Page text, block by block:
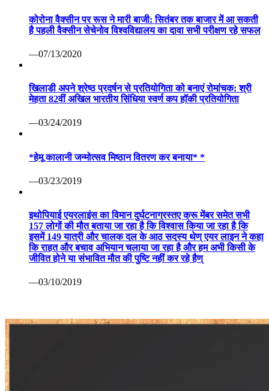
कोरोना वैक्सीन पर रूस ने मारी बाजी: सितंबर तक बाजार में आ सकती
है पहली वैक्सीन सेचेनोव विश्वविद्यालय का दावा सभी परीक्षण रहे सफल
—07/13/2020
खिलाडी अपने श्रेष्ठ प्रदर्षन से प्रतियोगिता को बनाएं रोमांचक: श्री
मेहता 82वीं अखिल भारतीय सिंधिया स्वर्ण कप हॉकी प्रतियोगिता
—03/24/2019
*हेमू कालानी जन्मोत्सव मिष्ठान वितरण कर बनाया* *
—03/23/2019
इथोपियाई एयरलाइंस का विमान दुर्घटनाग्रस्तए क्रू मेंबर समेत सभी
157 लोगों की मौत बताया जा रहा है कि विश्वास किया जा रहा है कि
इसमें 149 यात्री और चालक दल के आठ सदस्य थेण् एयर लाइन ने कहा
कि राहत और बचाव अभियान चलाया जा रहा है और हम अभी किसी के
जीवित होने या संभावित मौत की पुष्टि नहीं कर रहे हैण्
—03/10/2019